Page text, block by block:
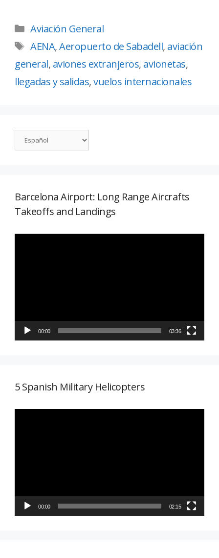
Aviación General
AENA,Aeropuerto de Sabadell, aviación
general, aviones extranjeros, avionetas,
llegadas y salidas,vuelos internacionales
Barcelona Airport: Long Range Aircrafts
Takeoffs and Landings
00:00 03:36
5 Spanish Military Helicopters
00:00 02:15